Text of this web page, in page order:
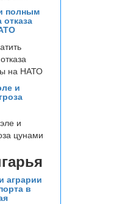
полным
и
аграрии
в